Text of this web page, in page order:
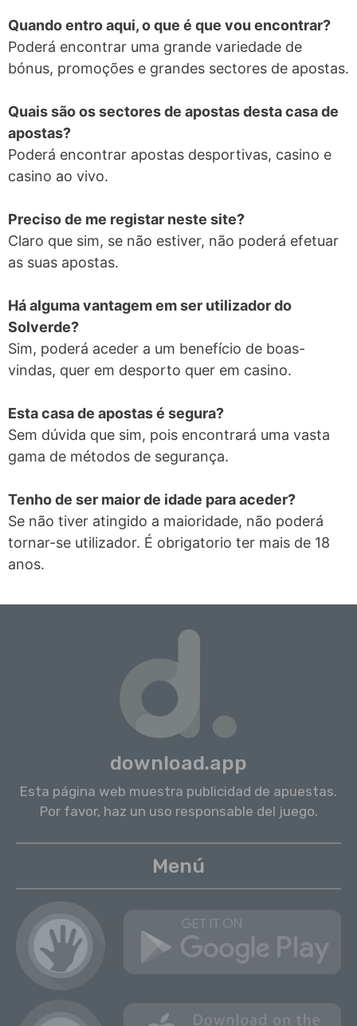
Quando entro aqui, o que é que vou encontrar?
Poderá encontrar uma grande variedade de
bónus, promoções e grandes sectores de apostas.
Quais são os sectores de apostas desta casa de
apostas?
Poderá encontrar apostas desportivas, casino e
casino ao vivo.
Preciso de me registar neste site?
Claro que sim, se não estiver, não poderá efetuar
as suas apostas.
Há alguma vantagem em ser utilizador do
Solverde?
Sim, poderá aceder a um benefício de boas-
vindas, quer em desporto quer em casino.
Esta casa de apostas é segura?
Sem dúvida que sim, pois encontrará uma vasta
gama de métodos de segurança.
Tenho de ser maior de idade para aceder?
Se não tiver atingido a maioridade, não poderá
tornar-se utilizador. É obrigatorio ter mais de 18
anos.
download.app
Esta página web muestra publicidad de apuestas.
Por favor, haz un uso responsable del juego.
Menú